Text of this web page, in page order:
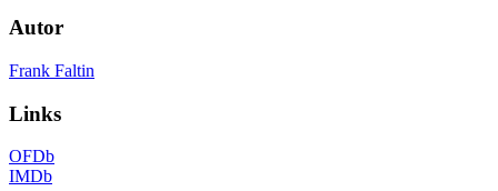
Autor
Frank Faltin
Links
OFDb
IMDb